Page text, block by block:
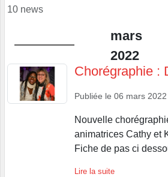
10 news
mars
2022
Chorégraphie :
Publiée le 06 mars 2022
Nouvelle
animatrices Cathy et
Fiche de pas ci
Lire la suite